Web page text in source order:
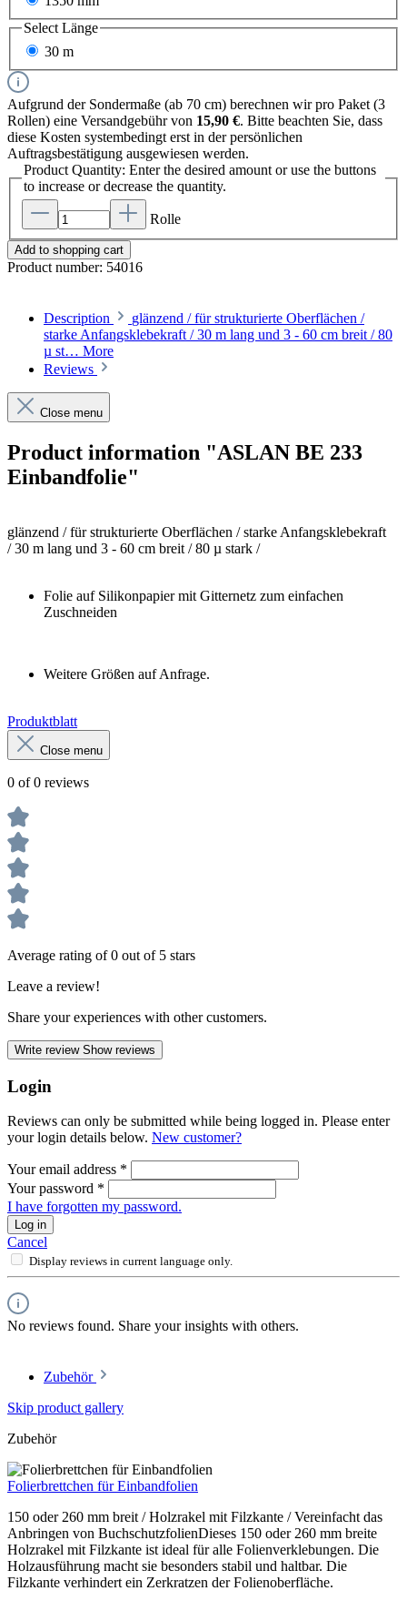
Select Länge
30 m
Aufgrund der Sondermaße (ab 70 cm) berechnen wir pro Paket (3
Rollen) eine Versandgebühr von 15,90 €. Bitte beachten Sie, dass
diese Kosten systembedingt erst in der persönlichen
Auftragsbestätigung ausgewiesen werden.
Product Quantity: Enter the desired amount or use the buttons
to increase or decrease the quantity.
Rolle
Add to shopping cart
Product number: 54016
Description
glänzend / für strukturierte Oberflächen /
starke Anfangsklebekraft / 30 m lang und 3 - 60 cm breit / 80
µ st… More
Reviews
Close menu
Product information "ASLAN BE 233
Einbandfolie"
glänzend /für strukturierte Oberflächen / starke Anfangsklebekraft
/30 m lang und 3 - 60 cm breit /80 µ stark /
Folie auf Silikonpapier mit Gitternetz zum einfachen
Zuschneiden
Weitere Größen auf Anfrage.
Produktblatt
Close menu
0 of 0 reviews
Average rating of 0 out of 5 stars
Leave a review!
Share your experiences with other customers.
Write review Show reviews
Login
Reviews can only be submitted while being logged in. Please enter
your login details below. New customer?
Your email address *
Your password *
I have forgotten my password.
Log in
Cancel
Display reviews in current language only.
No reviews found. Share your insights with others.
Zubehör
Skip product gallery
Zubehör
Folierbrettchen für Einbandfolien
150 oder 260 mm breit / Holzrakel mit Filzkante / Vereinfacht das
Anbringen von BuchschutzfolienDieses 150 oder 260 mm breite
Holzrakel mit Filzkante ist ideal für alle Folienverklebungen. Die
Holzausführung macht sie besonders stabil und haltbar. Die
Filzkante verhindert ein Zerkratzen der Folienoberfläche.